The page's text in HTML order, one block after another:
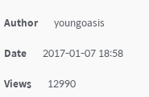
Author youngoasis
Date 2017-01-07 18:58
Views 12990